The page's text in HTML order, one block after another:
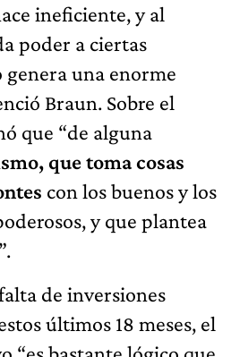
ineficiente, y al
poder a ciertas
una enorme
Braun. Sobre el
que “de alguna
que toma cosas
con los buenos y los
y que plantea
de inversiones
últimos 18 meses, el